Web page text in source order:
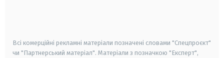
Всі комерційні рекламні матеріали позначені словами "Спецпроєкт"
чи "Партнерський матеріал". Матеріали з позначкою "Експерт",